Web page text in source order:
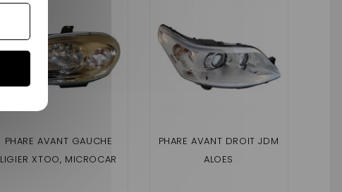
PHARE AVANT GAUCHE
LIGIER XTOO, MICROCAR
PHARE AVANT DROIT JDM
ALOES